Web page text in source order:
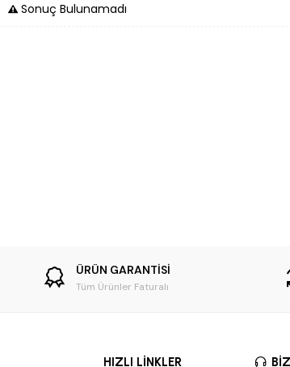
Sonuç Bulunamadı
ÜRÜN GARANTİSİ
Tüm Ürünler Faturalı
HIZLI LİNKLER